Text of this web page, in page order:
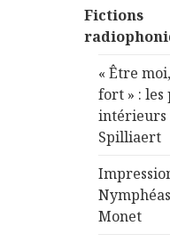
Fictions
« Être
fort » : les
intérieurs
Spilliaert
Monet